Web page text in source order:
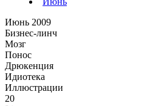
Июнь 2009
Бизнес-линч
Мозг
Понос
Дрюкенция
Идиотека
Иллюстрации
20